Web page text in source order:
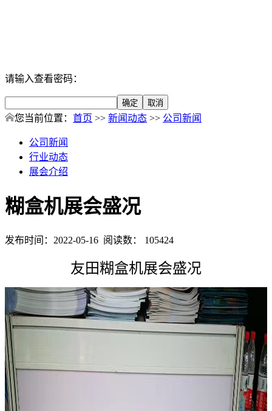
请输入查看密码：
您当前位置： 首页 >> 新闻动态 >> 公司新闻
公司新闻
行业动态
展会介绍
糊盒机展会盛况
发布时间：2022-05-16 阅读数： 105424
友田糊盒机展会盛况